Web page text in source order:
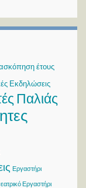
έτους
Εκδηλώσεις
Παλιάς
Εργαστήρι
Εργαστήρι